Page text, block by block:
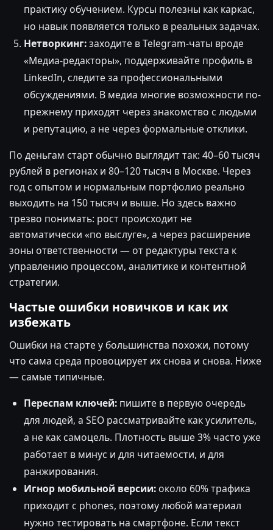
практику обучением. Курсы полезны как каркас,
но навык появляется только в реальных задачах.
Нетворкинг:заходите в Telegram-чаты вроде
«Медиа-редакторы», поддерживайте профиль в
LinkedIn, следите за профессиональными
обсуждениями. В медиа многие возможности по-
прежнему приходят через знакомство с людьми
и репутацию, а не через формальные отклики.
По деньгам старт обычно выглядит так: 40–60 тысяч
рублей в регионах и 80–120 тысяч в Москве. Через
год с опытом и нормальным портфолио реально
выходить на 150 тысяч и выше. Но здесь важно
трезво понимать: рост происходит не
автоматически «по выслуге», а через расширение
зоны ответственности — от редактуры текста к
управлению процессом, аналитике и контентной
стратегии.
Частые ошибки новичков и как их
избежать
Ошибки на старте у большинства похожи, потому
что сама среда провоцирует их снова и снова. Ниже
— самые типичные.
Переспам ключей:пишите в первую очередь
для людей, а SEO рассматривайте как усилитель,
а не как самоцель. Плотность выше 3% часто уже
работает в минус и для читаемости, и для
ранжирования.
Игнор мобильной версии:около 60% трафика
приходит с phones, поэтому любой материал
нужно тестировать на смартфоне. Если текст